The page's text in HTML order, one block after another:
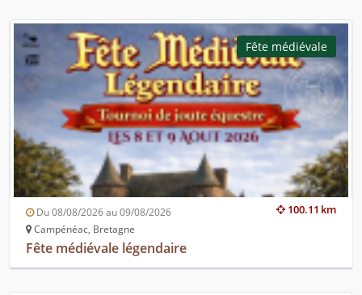
Fête médiévale
100.11 km
Du 08/08/2026 au 09/08/2026
Campénéac, Bretagne
Fête médiévale légendaire